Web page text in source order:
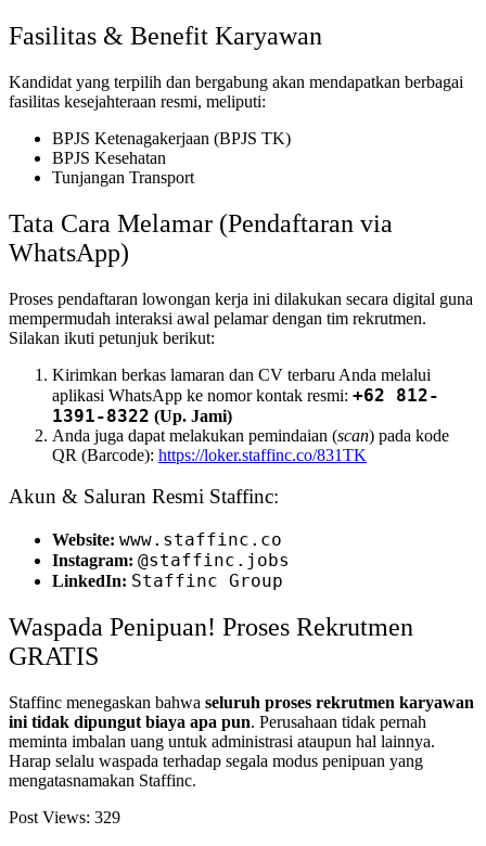
Fasilitas & Benefit Karyawan
Kandidat yang terpilih dan bergabung akan mendapatkan berbagai
fasilitas kesejahteraan resmi, meliputi:
BPJS Ketenagakerjaan (BPJS TK)
BPJS Kesehatan
Tunjangan Transport
Tata Cara Melamar (Pendaftaran via
WhatsApp)
Proses pendaftaran lowongan kerja ini dilakukan secara digital guna
mempermudah interaksi awal pelamar dengan tim rekrutmen.
Silakan ikuti petunjuk berikut:
Kirimkan berkas lamaran dan CV terbaru Anda melalui
aplikasi WhatsApp ke nomor kontak resmi: +62 812-
1391-8322 (Up. Jami)
Anda juga dapat melakukan pemindaian (scan) pada kode
QR (Barcode): https://loker.staffinc.co/831TK
Akun & Saluran Resmi Staffinc:
Website: www.staffinc.co
Instagram: @staffinc.jobs
LinkedIn: Staffinc Group
Waspada Penipuan! Proses Rekrutmen
GRATIS
Staffinc menegaskan bahwa seluruh proses rekrutmen karyawan
ini tidak dipungut biaya apa pun. Perusahaan tidak pernah
meminta imbalan uang untuk administrasi ataupun hal lainnya.
Harap selalu waspada terhadap segala modus penipuan yang
mengatasnamakan Staffinc.
Post Views: 329